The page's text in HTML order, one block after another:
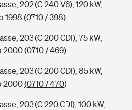
202 (C 240 V6), 120 kW,
1998 (0710 / 398)
203 (C 200 CDI), 75 kW,
2000(0710 / 469)
203 (C 200 CDI), 85 kW,
2000(0710 / 470)
203 (C 220 CDI), 100 kW,